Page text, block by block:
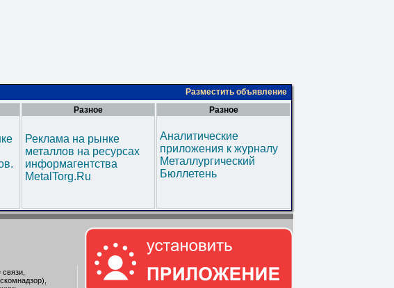
Разместить объявление
Разное
Реклама на рынке
металлов на ресурсах
информагентства
MetalTorg.Ru
Разное
Аналитические
приложения к журналу
Металлургический
Бюллетень